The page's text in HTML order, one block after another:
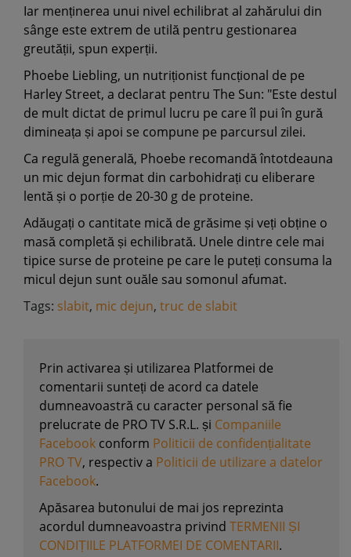
Iar menținerea unui nivel echilibrat al zahărului din
sânge este extrem de utilă pentru gestionarea
greutății, spun experții.
Phoebe Liebling, un nutriționist funcțional de pe
Harley Street, a declarat pentru The Sun: "Este destul
de mult dictat de primul lucru pe care îl pui în gură
dimineața și apoi se compune pe parcursul zilei.
Ca regulă generală, Phoebe recomandă întotdeauna
un mic dejun format din carbohidrați cu eliberare
lentă și o porție de 20-30 g de proteine.
Adăugați o cantitate mică de grăsime și veți obține o
masă completă și echilibrată. Unele dintre cele mai
tipice surse de proteine pe care le puteți consuma la
micul dejun sunt ouăle sau somonul afumat.
Tags: slabit, mic dejun, truc de slabit
Prin activarea și utilizarea Platformei de
comentarii sunteți de acord ca datele
dumneavoastră cu caracter personal să fie
prelucrate de PRO TV S.R.L. și Companiile
Facebook conform Politicii de confidențialitate
PRO TV, respectiv a Politicii de utilizare a datelor
Facebook.
Apăsarea butonului de mai jos reprezinta
acordul dumneavoastra privind TERMENII ȘI
CONDIȚIILE PLATFORMEI DE COMENTARII.